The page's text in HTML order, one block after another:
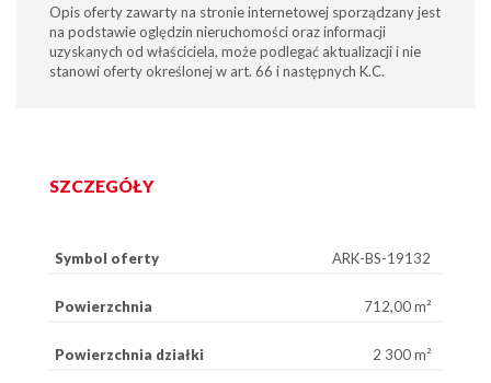
Opis oferty zawarty na stronie internetowej sporządzany jest
na podstawie oględzin nieruchomości oraz informacji
uzyskanych od właściciela, może podlegać aktualizacji i nie
stanowi oferty określonej w art. 66 i następnych K.C.
SZCZEGÓŁY
Symbol oferty ARK-BS-19132
Powierzchnia 712,00 m²
Powierzchnia działki 2 300 m²